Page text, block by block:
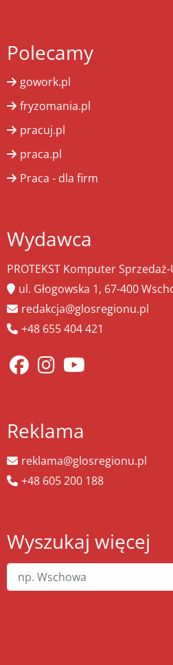
Polecamy
gowork.pl
fryzomania.pl
pracuj.pl
praca.pl
Praca - dla firm
Wydawca
PROTEKST Komputer Sprzedaż-
ul. Głogowska 1, 67-400
redakcja@glosregionu.pl
+48 655 404 421
Reklama
reklama@glosregionu.pl
+48 605 200 188
Wyszukaj więcej